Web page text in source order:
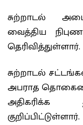
சுற்றாடல்
வைத்திய
தெரிவித்துள்ளார்.
சுற்றாடல்
அபராத தொகையை,
அதிகரிக்க
குறிப்பிட்டுள்ளார்.